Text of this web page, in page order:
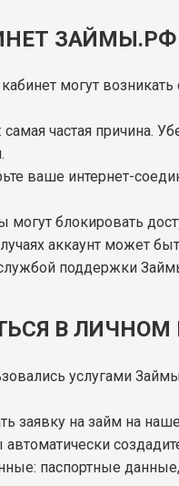
ЗАЙМЫ.РФ
могут
: самая частая причина.
ваше интернет-
могут блокировать
аккаунт может
службой поддержки
В
услугами
заявку на займ на
паспортные